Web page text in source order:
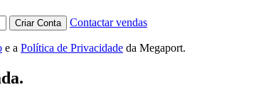
Criar Conta Contactar vendas
e a Política de Privacidade da Megaport.